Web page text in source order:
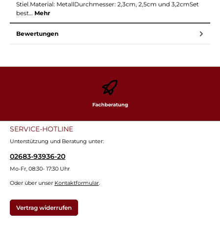
Stiel.Material: MetallDurchmesser: 2,3cm, 2,5cm und 3,2cmSet
best… Mehr
Bewertungen
Fachberatung
SERVICE-HOTLINE
Unterstützung und Beratung unter:
02683-93936-20
Mo-Fr, 08:30- 17:30 Uhr
Oder über unser Kontaktformular.
Vertrag widerrufen